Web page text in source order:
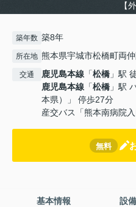
【
築年数 築8年
所在地 熊本県宇城市松橋町両仲
交通 鹿児島本線 「松橋 」駅
鹿児島本線 「松橋 」駅
本県）」 停歩27分
産交バス「熊本南病院
無料
基本情報 設